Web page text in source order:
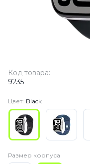
Код товара:
9235
Цвет: Black
Размер корпуса